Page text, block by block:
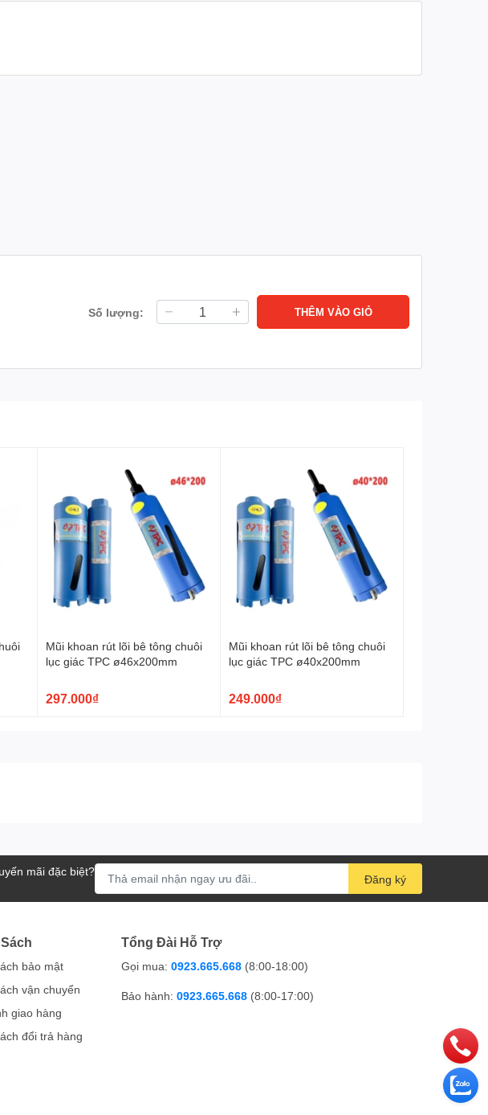
Số lượng: THÊM VÀO GIỎ
Mũi khoan rút lõi bê tông chuôi
lục giác TPC ø46x200mm
297.000₫
Mũi khoan rút lõi bê tông chuôi
lục giác TPC ø40x200mm
249.000₫
mãi đặc biệt?
Đăng ký
bảo mật
vận chuyển
giao hàng
đổi trả hàng
Tổng Đài Hỗ Trợ
Gọi mua: 0923.665.668 (8:00-18:00)
Bảo hành: 0923.665.668 (8:00-17:00)